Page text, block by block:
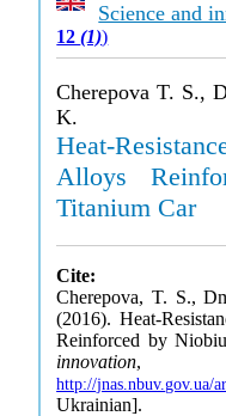
Science and
12(1))
Cherepova T. S.,
K.
Heat-
Alloys
Titanium Car
Cite:
Cherepova, T. S.,
(2016). Heat-
Reinforced by
innovation,
http://jnas.nbuv.gov.ua/
Ukrainian].